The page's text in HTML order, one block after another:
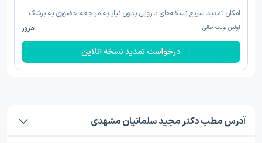
امکان تمدید سریع نسخه‌های دارویی بدون نیاز به مراجعه حضوری به پزشک
اولین نوبت خالی امروز
درخواست تمدید نسخه‌ آنلاین
آدرس مطب دکتر مجید سلمانیان مشهدی